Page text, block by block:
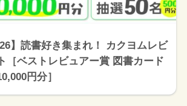
】読書好き集まれ！ カクヨムレビ
［ベストレビュアー賞 図書カード
円分］